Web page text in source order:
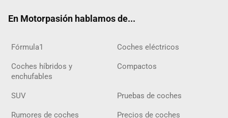
En Motorpasión hablamos de...
Fórmula1 Coches eléctricos
Coches híbridos y
enchufables
Compactos
SUV Pruebas de coches
Rumores de coches Precios de coches